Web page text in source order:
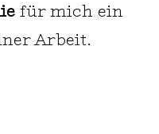
für mich ein
Arbeit.